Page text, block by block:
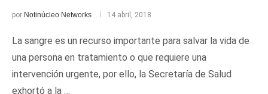
por Notinúcleo Networks 14 abril, 2018
La sangre es un recurso importante para salvar la vida de
una persona en tratamiento o que requiere una
intervención urgente, por ello, la Secretaría de Salud
exhortó a la …